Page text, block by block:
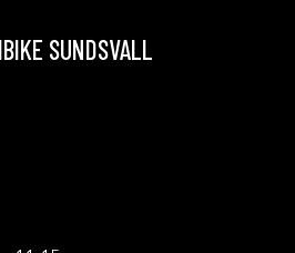
SUNDSVALL